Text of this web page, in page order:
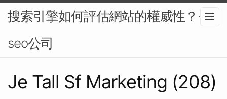
搜索引擎如何評估網站的權威性？-
seo公司
Je Tall Sf Marketing (208)